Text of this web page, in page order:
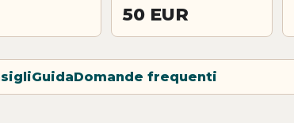
50 EUR
GuidaDomande frequenti